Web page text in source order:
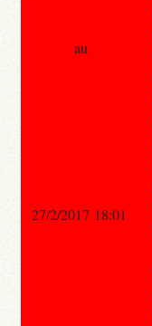
au
27/2/2017 18:01